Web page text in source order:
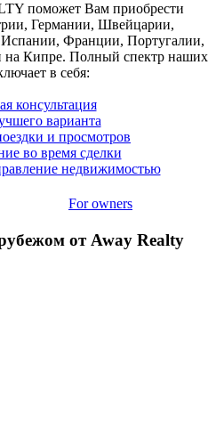
поможет Вам приобрести
Германии, Швейцарии,
Франции, Португалии,
на Кипре. Полный спектр наших
в себя:
консультация
варианта
и просмотров
во время сделки
недвижимостью
For owners
от Away Realty